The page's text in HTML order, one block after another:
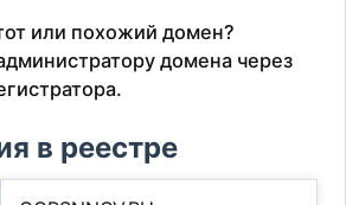
или похожий домен?
домена через
в реестре